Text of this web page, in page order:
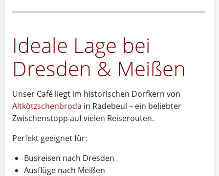
Ideale Lage bei
Dresden & Meißen
Unser Café liegt im historischen Dorfkern von
Altkötzschenbroda in Radebeul – ein beliebter
Zwischenstopp auf vielen Reiserouten.
Perfekt geeignet für:
Busreisen nach Dresden
Ausflüge nach Meißen